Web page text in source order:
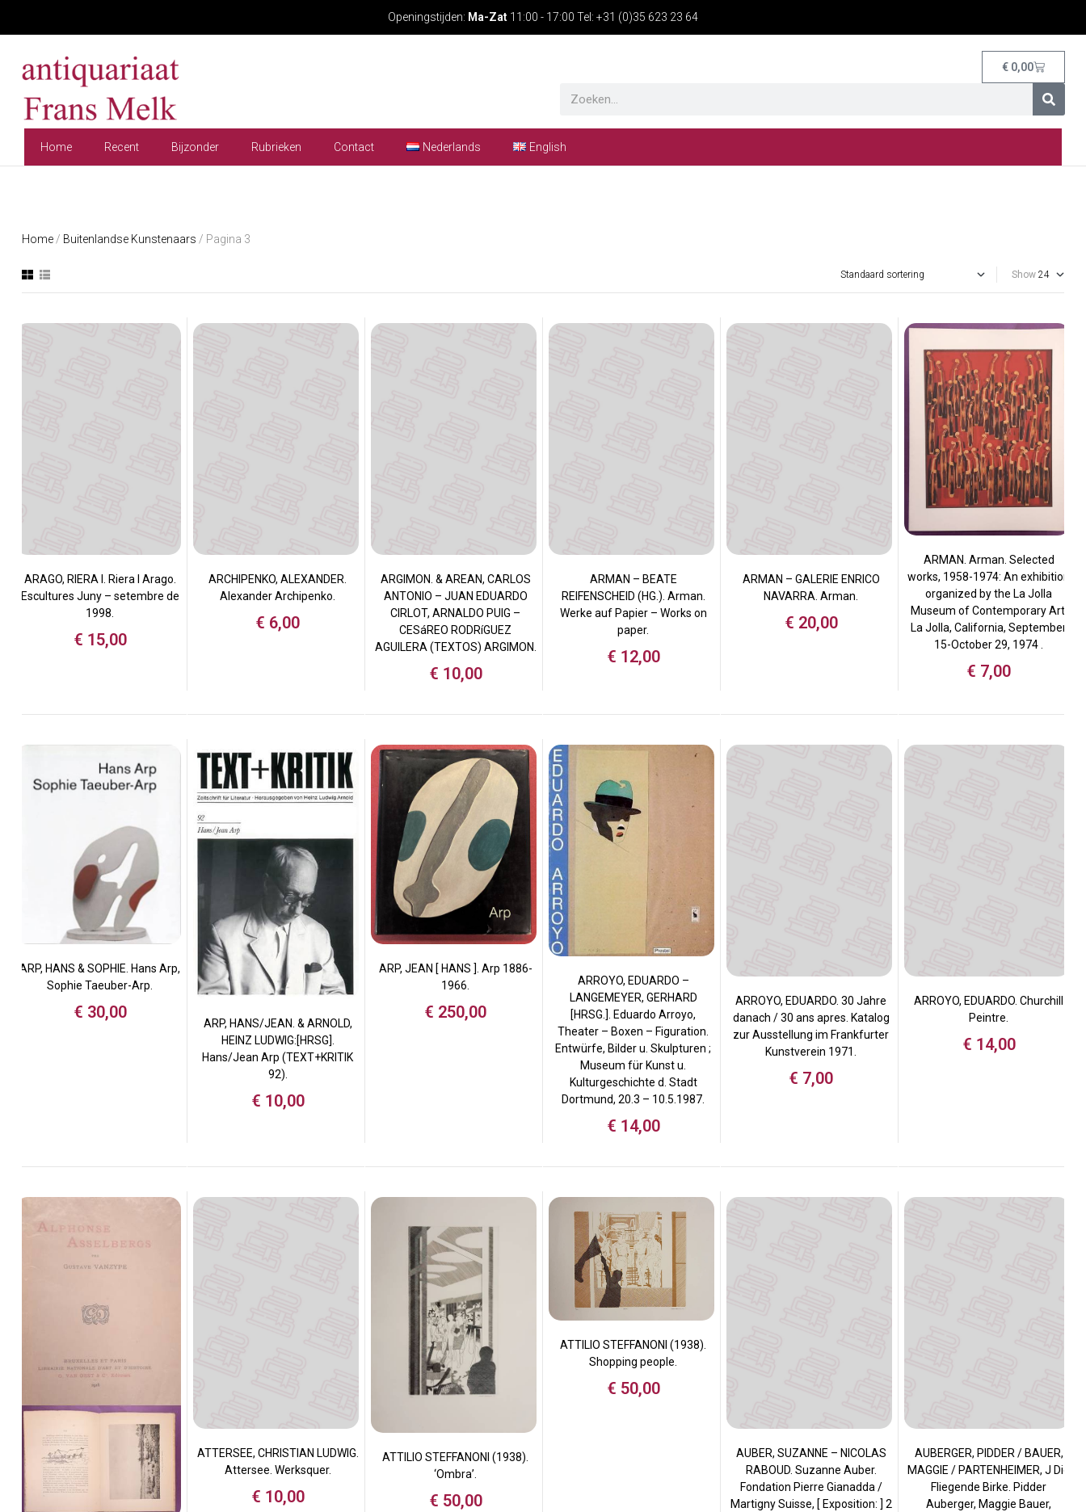
Openingstijden: Ma-Zat 11:00 - 17:00 Tel: +31 (0)35 623 23 64
€ 0,00
Home Recent Bijzonder Rubrieken Contact Nederlands English
Home / Buitenlandse Kunstenaars / Pagina 3
Show
ARAGO, RIERA I. Riera I Arago.
Escultures Juny – setembre de
1998.
€ 15,00
ARCHIPENKO, ALEXANDER.
Alexander Archipenko.
€ 6,00
ARGIMON. & AREAN, CARLOS
ANTONIO – JUAN EDUARDO
CIRLOT, ARNALDO PUIG –
CESáREO RODRíGUEZ
AGUILERA (TEXTOS) ARGIMON.
€ 10,00
ARMAN – BEATE
REIFENSCHEID (HG.). Arman.
Werke auf Papier – Works on
paper.
€ 12,00
ARMAN – GALERIE ENRICO
NAVARRA. Arman.
€ 20,00
ARMAN. Arman. Selected
works, 1958-1974: An exhibition
organized by the La Jolla
Museum of Contemporary Art,
La Jolla, California, September
15-October 29, 1974 .
€ 7,00
ARP, HANS & SOPHIE. Hans Arp,
Sophie Taeuber-Arp.
€ 30,00
ARP, HANS/JEAN. & ARNOLD,
HEINZ LUDWIG:[HRSG].
Hans/Jean Arp (TEXT+KRITIK
92).
€ 10,00
ARP, JEAN [ HANS ]. Arp 1886-
1966.
€ 250,00
ARROYO, EDUARDO –
LANGEMEYER, GERHARD
[HRSG.]. Eduardo Arroyo,
Theater – Boxen – Figuration.
Entwürfe, Bilder u. Skulpturen ;
Museum für Kunst u.
Kulturgeschichte d. Stadt
Dortmund, 20.3 – 10.5.1987.
€ 14,00
ARROYO, EDUARDO. 30 Jahre
danach / 30 ans apres. Katalog
zur Ausstellung im Frankfurter
Kunstverein 1971.
€ 7,00
ARROYO, EDUARDO. Churchill
Peintre.
€ 14,00
ATTERSEE, CHRISTIAN LUDWIG.
Attersee. Werksquer.
€ 10,00
ATTILIO STEFFANONI (1938).
‘Ombra’.
€ 50,00
ATTILIO STEFFANONI (1938).
Shopping people.
€ 50,00
AUBER, SUZANNE – NICOLAS
RABOUD. Suzanne Auber.
Fondation Pierre Gianadda /
Martigny Suisse, [ Exposition: ] 2
AUBERGER, PIDDER / BAUER,
MAGGIE / PARTENHEIMER, J Die
Fliegende Birke. Pidder
Auberger, Maggie Bauer,